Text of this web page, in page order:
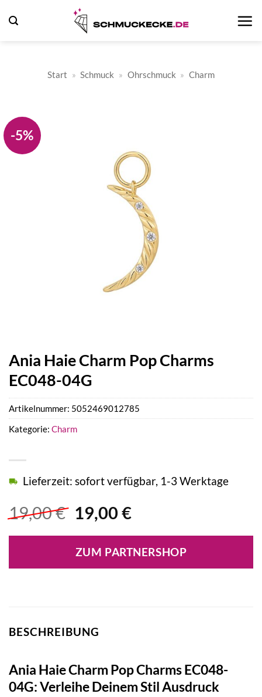
Inhalt
Start » Schmuck » Ohrschmuck » Charm
-5%
Ania Haie Charm Pop Charms
EC048-04G
19,00€ Ursprünglicher
war:
19,00 €
19,00 €Aktueller
ist:
19,00 €.
Lieferzeit: sofort verfügbar, 1-3 Werktage
ZUM PARTNERSHOP
Artikelnummer: 5052469012785
Kategorie: Charm
BESCHREIBUNG
Ania Haie Charm Pop Charms EC048-
04G: Verleihe Deinem Stil Ausdruck